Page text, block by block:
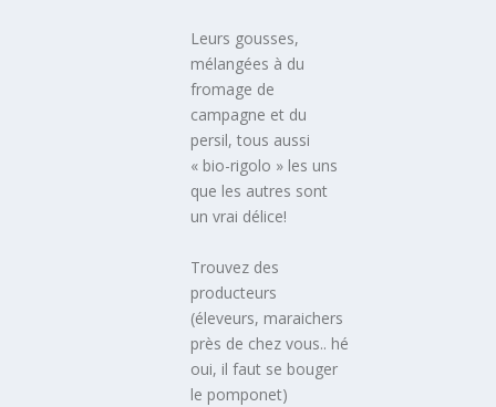
Leurs gousses,
mélangées à du
fromage de
campagne et du
persil, tous aussi
« bio-rigolo » les uns
que les autres sont
un vrai délice!
Trouvez des
producteurs
(éleveurs, maraichers
près de chez vous.. hé
oui, il faut se bouger
le pomponet)